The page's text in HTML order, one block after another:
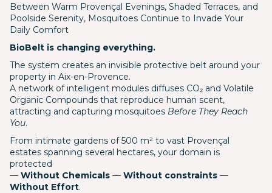
Between Warm Provençal Evenings, Shaded Terraces, and
Poolside Serenity, Mosquitoes Continue to Invade Your
Daily Comfort
BioBelt is changing everything.
The system creates an invisible protective belt around your
property in Aix-en-Provence.
A network of intelligent modules diffuses CO₂ and Volatile
Organic Compounds that reproduce human scent,
attracting and capturing mosquitoes Before They Reach
You.
From intimate gardens of 500 m² to vast Provençal
estates spanning several hectares, your domain is
protected
— Without Chemicals — Without constraints —
Without Effort.